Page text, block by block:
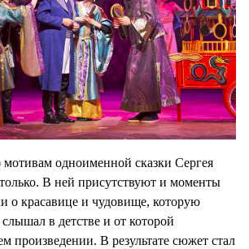
одноименной сказки Сергея
В ней присутствуют и моменты
о красавице и чудовище, которую
в детстве и от которой
произведении. В результате сюжет стал